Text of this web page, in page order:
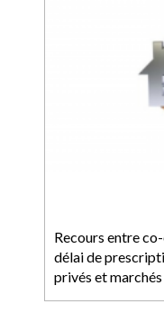
Recours entre
délai de
privés et